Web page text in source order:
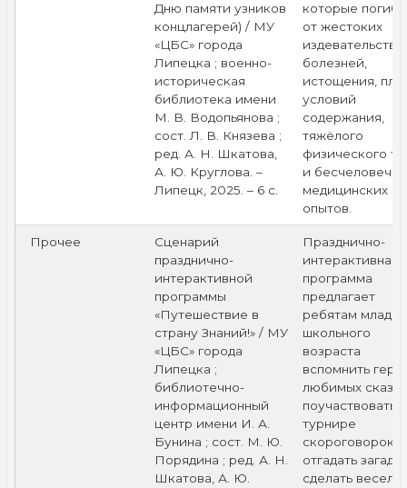
Дню памяти узников
концлагерей) / МУ
«ЦБС» города
Липецка ; военно-
историческая
библиотека имени
М. В. Водопьянова ;
сост. Л. В. Князева ;
ред. А. Н. Шкатова,
А. Ю. Круглова. –
Липецк, 2025. – 6 с.
которые
от жестоких
издевательств,
болезней,
истощения,
условий
содержания,
тяжёлого
физического
и
медицинских
опытов.
Прочее
Сценарий
празднично-
интерактивной
программы
«Путешествие в
страну Знаний!» / МУ
«ЦБС» города
Липецка ;
библиотечно-
информационный
центр имени И. А.
Бунина ; сост. М. Ю.
Порядина ; ред. А. Н.
Шкатова, А. Ю.
Празднично-
интерактивная
программа
предлагает
ребятам
школьного
возраста
вспомнить
любимых
поучаствовать в
турнире
скороговорок,
отгадать
сделать